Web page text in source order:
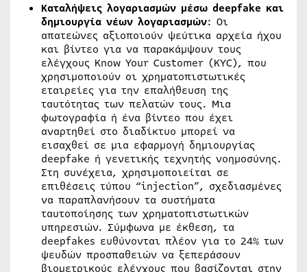
Καταλήψεις λογαριασμών μέσω deepfake και
δημιουργία νέων λογαριασμών: Οι
απατεώνες αξιοποιούν ψεύτικα αρχεία ήχου
και βίντεο για να παρακάμψουν τους
ελέγχους Know Your Customer (KYC), που
χρησιμοποιούν οι χρηματοπιστωτικές
εταιρείες για την επαλήθευση της
ταυτότητας των πελατών τους. Μια
φωτογραφία ή ένα βίντεο που έχει
αναρτηθεί στο διαδίκτυο μπορεί να
εισαχθεί σε μια εφαρμογή δημιουργίας
deepfake ή γενετικής τεχνητής νοημοσύνης.
Στη συνέχεια, χρησιμοποιείται σε
επιθέσεις τύπου “injection”, σχεδιασμένες
να παραπλανήσουν τα συστήματα
ταυτοποίησης των χρηματοπιστωτικών
υπηρεσιών. Σύμφωνα με έκθεση, τα
deepfakes ευθύνονται πλέον για το 24% των
ψευδών προσπαθειών να ξεπεράσουν
βιομετρικούς ελέγχους που βασίζονται στην